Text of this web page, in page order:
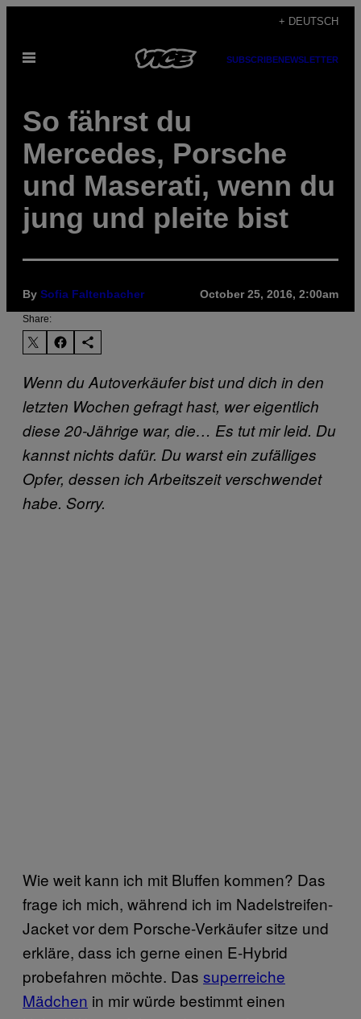
content
+ DEUTSCH
Open
SUBSCRIBENEWSLETTER
So fährst du
Mercedes, Porsche
und Maserati, wenn du
jung und pleite bist
By Sofia Faltenbacher October 25, 2016, 2:00am
Share:
Wenn du Autoverkäufer bist und dich in den
letzten Wochen gefragt hast, wer eigentlich
diese 20-Jährige war, die… Es tut mir leid. Du
kannst nichts dafür. Du warst ein zufälliges
Opfer, dessen ich Arbeitszeit verschwendet
habe. Sorry.
Wie weit kann ich mit Bluffen kommen? Das
frage ich mich, während ich im Nadelstreifen-
Jacket vor dem Porsche-Verkäufer sitze und
erkläre, dass ich gerne einen E-Hybrid
probefahren möchte. Das superreiche
Mädchen in mir würde bestimmt einen